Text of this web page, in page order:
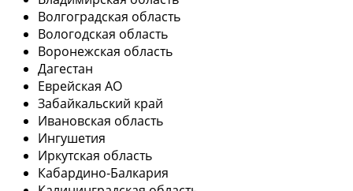
Волгоградская область
Вологодская область
Воронежская область
Дагестан
Еврейская АО
Забайкальский край
Ивановская область
Ингушетия
Иркутская область
Кабардино-Балкария